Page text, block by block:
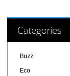
Categories
Buzz
Eco